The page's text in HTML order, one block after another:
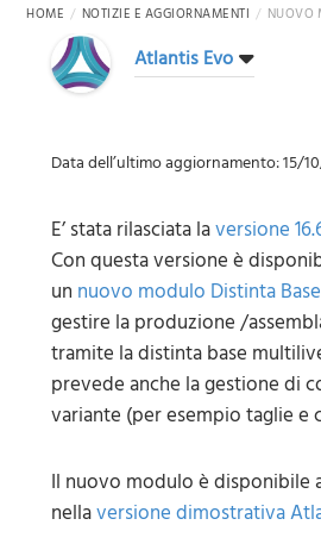
HOME NOTIZIE E AGGIORNAMENTI NUOVO
Atlantis Evo
Data dell’ultimo aggiornamento: 15/
E’ stata rilasciata laversione
Con questa versione è
un nuovo modulo Distinta Base
gestire la produzione /
tramite la distinta base
prevede anche la gestione di
variante (per esempio taglie e
Il nuovo modulo è disponibile
nellaversione dimostrativa